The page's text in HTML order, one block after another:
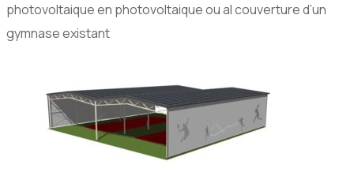
photovoltaique en photovoltaique ou al couverture d’un
gymnase existant